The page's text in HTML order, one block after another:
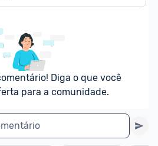
Diga o que você
para a comunidade.